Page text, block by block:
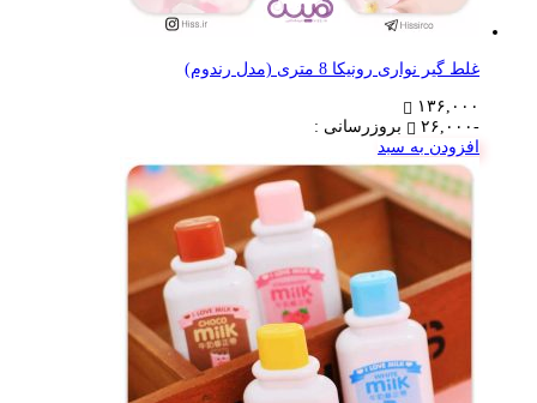
غلط گیر نواری رونیکا 8 متری (مدل رندوم)
۱۳۶,۰۰۰
-۲۶,۰۰۰
بروزرسانی :
افزودن به سبد